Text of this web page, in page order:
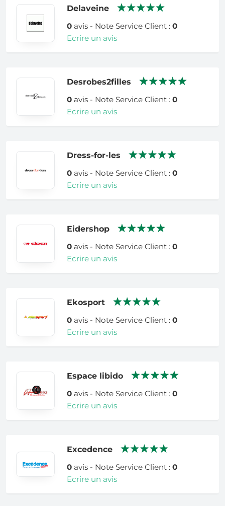
Delaveine
0avis - Note Service Client : 0
Ecrire un avis
Desrobes2filles
0avis - Note Service Client : 0
Ecrire un avis
Dress-for-les
0avis - Note Service Client : 0
Ecrire un avis
Eidershop
0avis - Note Service Client : 0
Ecrire un avis
Ekosport
0avis - Note Service Client : 0
Ecrire un avis
Espace libido
0avis - Note Service Client : 0
Ecrire un avis
Excedence
0avis - Note Service Client : 0
Ecrire un avis